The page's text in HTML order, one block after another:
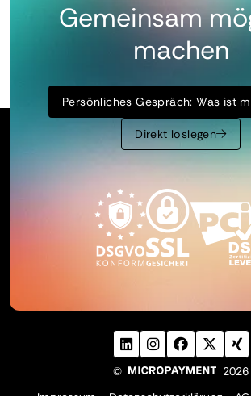
Gemeinsam
machen
Persönliches Gespräch: Was ist
Direkt loslegen
©
2026
Impressum
Datenschutz­erklärung